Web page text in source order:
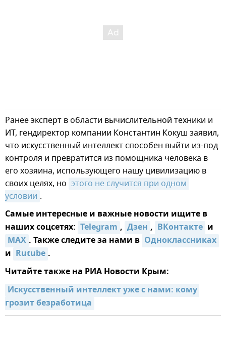
Ранее эксперт в области вычислительной техники и
ИТ, гендиректор компании Константин Кокуш заявил,
что искусственный интеллект способен выйти из-под
контроля и превратится из помощника человека в
его хозяина, использующего нашу цивилизацию в
своих целях, но этого не случится при одном
условии .
Самые интересные и важные новости ищите в
наших соцсетях: Telegram , Дзен , ВКонтакте и
MAX . Также следите за нами в Одноклассниках
и Rutube .
Читайте также на РИА Новости Крым:
Искусственный интеллект уже с нами: кому
грозит безработица